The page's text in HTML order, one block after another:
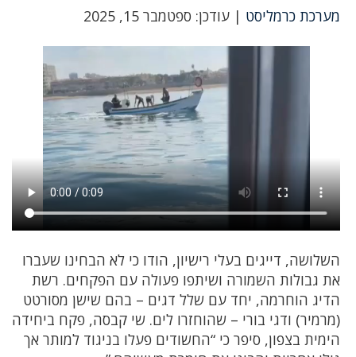
מערכת כרמליסט | עודכן: ספטמבר 15, 2025
השלושה, דייגים בעלי רישיון, הודו כי לא הבחינו שעברו
את גבולות השמורה ושיתפו פעולה עם הפקחים. רשת
הדיג הוחרמה, יחד עם שלל דגים – בהם שישן מסורטט
(מרמיר) ודגי בורי – שהוחזרו לים. שי קבסה, פקח ביחידה
הימית בצפון, סיפר כי “החשודים פעלו בניגוד למותר אך